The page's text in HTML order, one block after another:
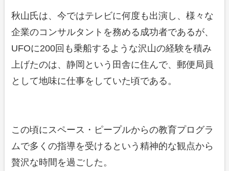
秋山氏は、今ではテレビに何度も出演し、様々な
企業のコンサルタントを務める成功者であるが、
UFOに200回も乗船するような沢山の経験を積み
上げたのは、静岡という田舎に住んで、郵便局員
として地味に仕事をしていた頃である。
この頃にスペース・ピープルからの教育プログラ
ムで多くの指導を受けるという精神的な観点から
贅沢な時間を過ごした。